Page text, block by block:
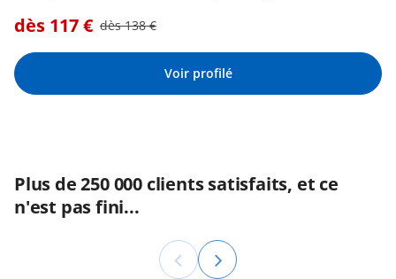
dès 117€ dès138€
Voir profilé
Plus de 250 000 clients satisfaits, et ce
n'est pas fini...